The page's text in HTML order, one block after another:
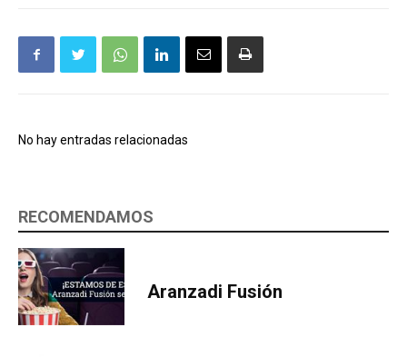
No hay entradas relacionadas
RECOMENDAMOS
Aranzadi Fusión